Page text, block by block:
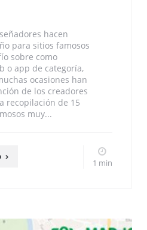
hacen
para sitios famosos
sobre como
o app de categoría,
ocasiones han
de los creadores
recopilación de 15
muy...
1 min